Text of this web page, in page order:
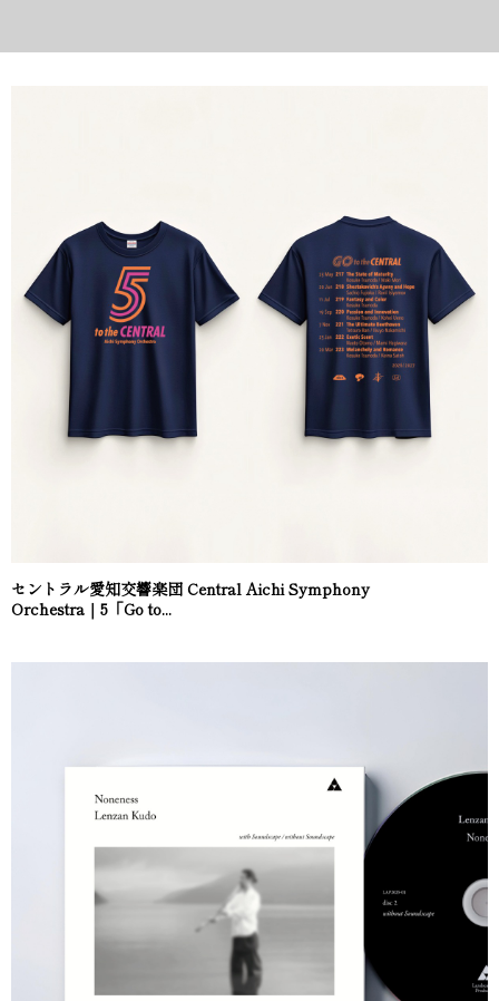
セントラル愛知交響楽団 Central Aichi Symphony
Orchestra｜5「Go to...